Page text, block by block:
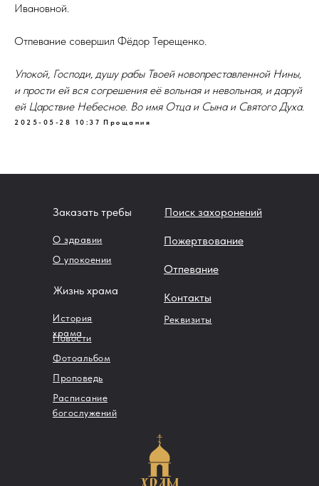
Ивановной.
Отпевание совершил Фёдор Терещенко.
Упокой, Господи, душу рабы Твоей новопреставленной Нины,
и прости ей вся согрешения её вольная и невольная, и даруй
ей Царствие Небесное. Во имя Отца и Сына и Святого Духа.
2025-05-28 10:37 Прощания
Заказать требы
О здравии
О упокоении
Жизнь храма
Проповедь
История
храма
Новости
Контакты
Реквизиты
Поиск захоронений
Пожертвование
Фотоальбом
Расписание
богослужений
Отпевание